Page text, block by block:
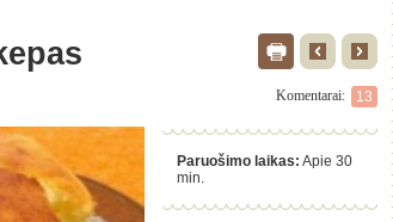
Komentarai: 13
Paruošimo laikas: Apie 30
min.